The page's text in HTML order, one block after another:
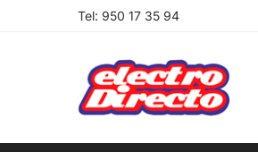
Tel: 950 17 35 94